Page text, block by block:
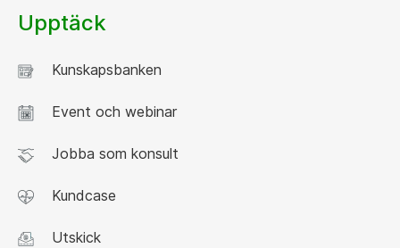
Upptäck
Kunskapsbanken
Event och webinar
Jobba som konsult
Kundcase
Utskick